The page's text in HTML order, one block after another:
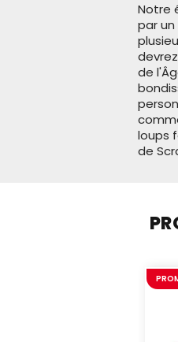
Notre
par
de
loups
de